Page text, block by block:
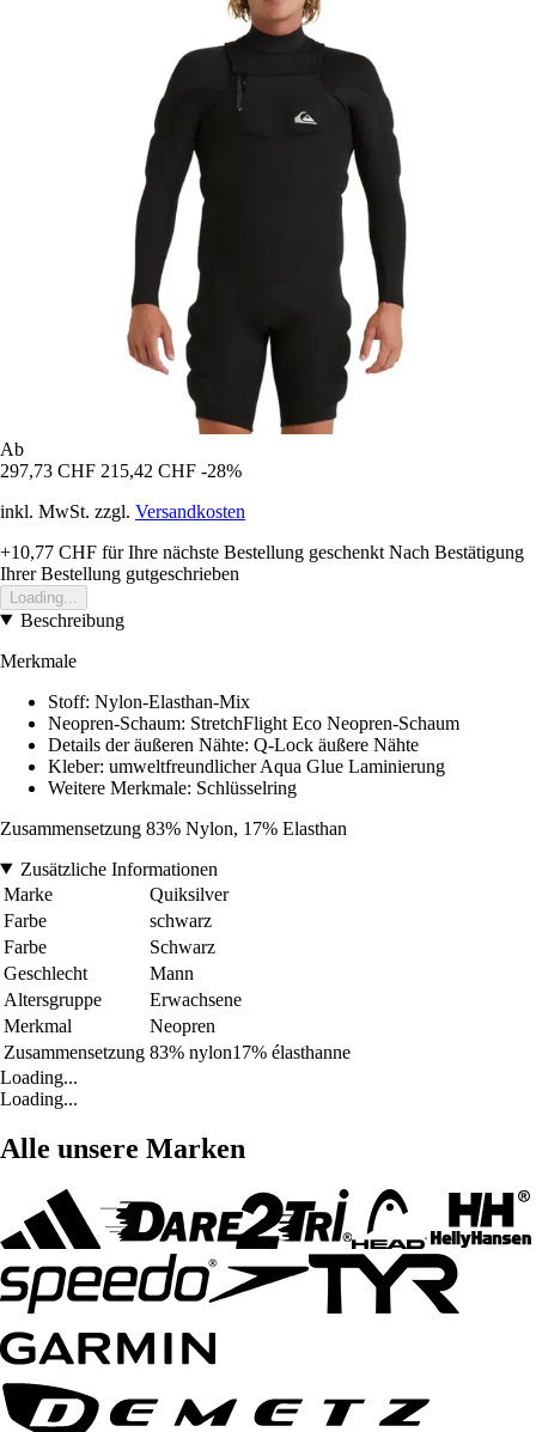
Ab
297,73 CHF 215,42 CHF -28%
inkl. MwSt. zzgl. Versandkosten
+10,77 CHF für Ihre nächste Bestellung geschenkt Nach Bestätigung
Ihrer Bestellung gutgeschrieben
Loading...
Beschreibung
Merkmale
Stoff: Nylon-Elasthan-Mix
Neopren-Schaum: StretchFlight Eco Neopren-Schaum
Details der äußeren Nähte: Q-Lock äußere Nähte
Kleber: umweltfreundlicher Aqua Glue Laminierung
Weitere Merkmale: Schlüsselring
Zusammensetzung 83% Nylon, 17% Elasthan
Zusätzliche Informationen
Marke
Quiksilver
Farbe
schwarz
Farbe
Schwarz
Geschlecht
Mann
Altersgruppe
Erwachsene
Merkmal
Neopren
Zusammensetzung 83% nylon17% élasthanne
Loading...
Loading...
Alle unsere Marken